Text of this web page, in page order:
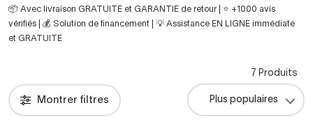
📦 Avec livraison GRATUITE et GARANTIE de retour | ⭐ +1000 avis
vérifiés | 💰 Solution de financement | 💡 Assistance EN LIGNE immédiate
et GRATUITE
Montrer filtres
7 Produits